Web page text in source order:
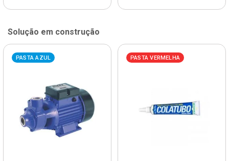
Solução em construção
PASTA AZUL PASTA VERMELHA